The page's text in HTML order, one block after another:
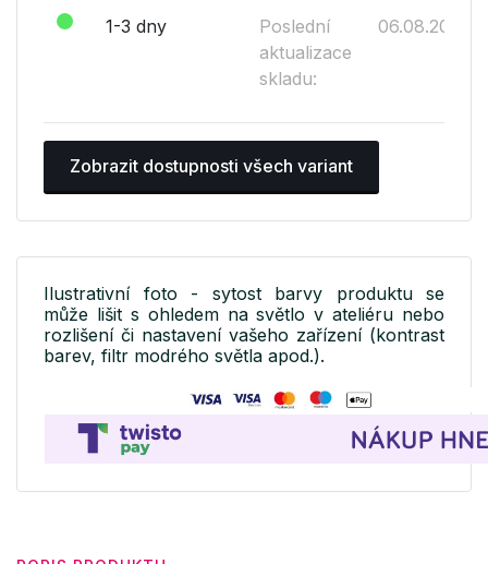
1-3 dny
Poslední
aktualizace
skladu:
06.08.2026
Zobrazit dostupnosti všech variant
Ilustrativní foto - sytost barvy produktu se
může lišit s ohledem na světlo v ateliéru nebo
rozlišení či nastavení vašeho zařízení (kontrast
barev, filtr modrého světla apod.).